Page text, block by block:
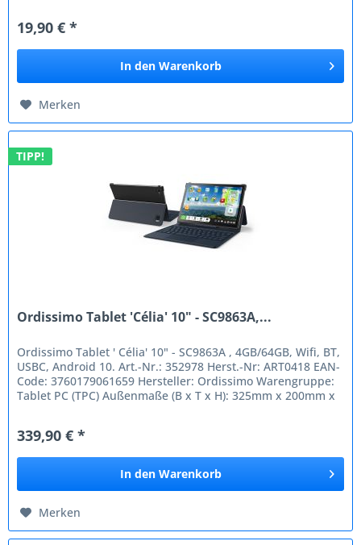
19,90 € *
In den Warenkorb
Merken
TIPP!
Ordissimo Tablet 'Célia' 10" - SC9863A,...
Ordissimo Tablet ' Célia' 10" - SC9863A , 4GB/64GB, Wifi, BT,
USBC, Android 10. Art.-Nr.: 352978 Herst.-Nr: ART0418 EAN-
Code: 3760179061659 Hersteller: Ordissimo Warengruppe:
Tablet PC (TPC) Außenmaße (B x T x H): 325mm x 200mm x
339,90 € *
In den Warenkorb
Merken